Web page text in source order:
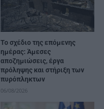
Το σχέδιο της επόμενης
ημέρας: Άμεσες
αποζημιώσεις, έργα
πρόληψης και στήριξη των
πυρόπληκτων
06/08/2026